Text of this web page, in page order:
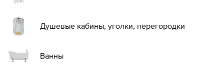
Душевые кабины, уголки, перегородки
Ванны